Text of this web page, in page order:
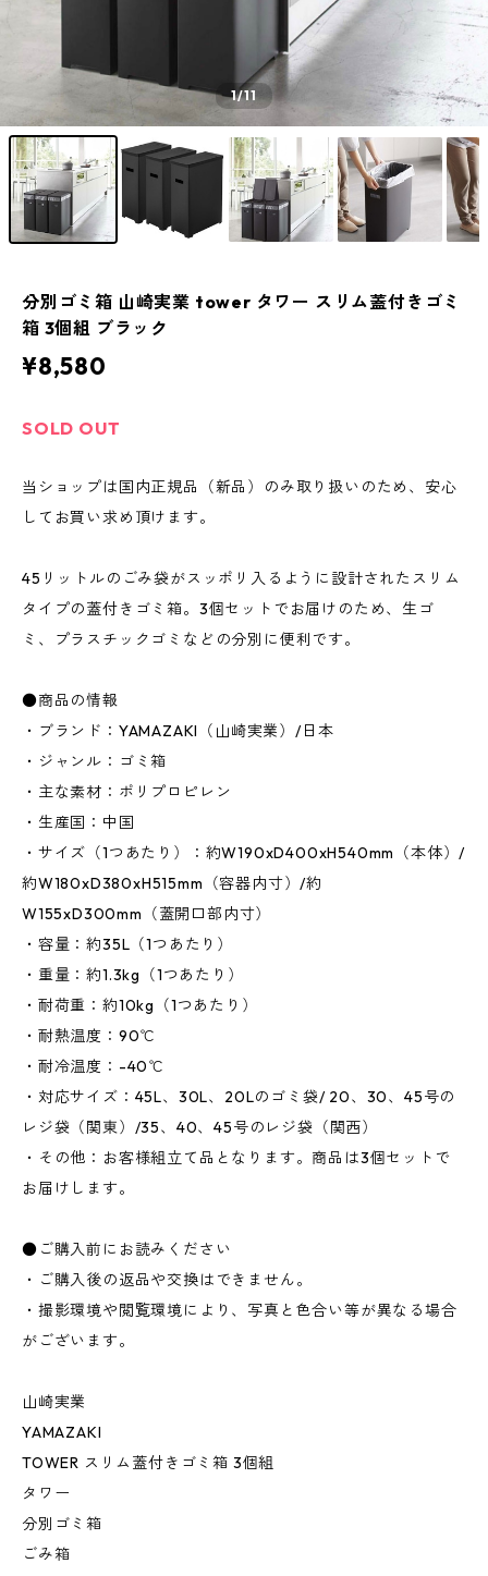
1/11
分別ゴミ箱 山崎実業 tower タワー スリム蓋付きゴミ
箱 3個組 ブラック
¥8,580
SOLD OUT
当ショップは国内正規品（新品）のみ取り扱いのため、安心
してお買い求め頂けます。
45リットルのごみ袋がスッポリ入るように設計されたスリム
タイプの蓋付きゴミ箱。3個セットでお届けのため、生ゴ
ミ、プラスチックゴミなどの分別に便利です。
●商品の情報
・ブランド：YAMAZAKI（山崎実業）/日本
・ジャンル：ゴミ箱
・主な素材：ポリプロピレン
・生産国：中国
・サイズ（1つあたり）：約W190xD400xH540mm（本体）/
約W180xD380xH515mm（容器内寸）/約
W155xD300mm（蓋開口部内寸）
・容量：約35L（1つあたり）
・重量：約1.3kg（1つあたり）
・耐荷重：約10kg（1つあたり）
・耐熱温度：90℃
・耐冷温度：-40℃
・対応サイズ：45L、30L、20Lのゴミ袋/ 20、30、45号の
レジ袋（関東）/35、40、45号のレジ袋（関西）
・その他：お客様組立て品となります。商品は3個セットで
お届けします。
●ご購入前にお読みください
・ご購入後の返品や交換はできません。
・撮影環境や閲覧環境により、写真と色合い等が異なる場合
がございます。
山崎実業
YAMAZAKI
TOWER スリム蓋付きゴミ箱 3個組
タワー
分別ゴミ箱
ごみ箱